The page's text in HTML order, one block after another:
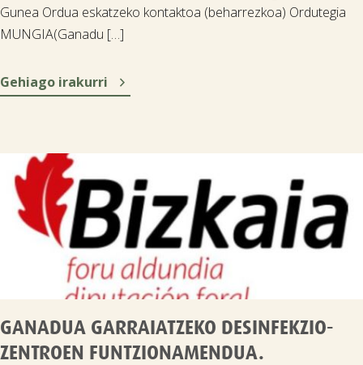
Gunea Ordua eskatzeko kontaktoa (beharrezkoa) Ordutegia
MUNGIA(Ganadu […]
Gehiago irakurri 
GANADUA GARRAIATZEKO DESINFEKZIO-
ZENTROEN FUNTZIONAMENDUA.